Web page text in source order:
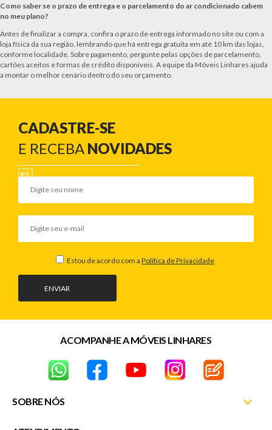
Como saber se o prazo de entrega e o parcelamento do ar condicionado cabem
no meu plano?
Antes de finalizar a compra, confira o prazo de entrega informado no site ou com a
loja física da sua região, lembrando que há entrega gratuita em até 10 km das lojas,
conforme localidade. Sobre pagamento, pergunte pelas opções de parcelamento,
cartões aceitos e formas de crédito disponíveis. A equipe da Móveis Linhares ajuda
a montar o melhor cenário dentro do seu orçamento.
CADASTRE-SE
E RECEBA NOVIDADES
ENVIAR
Estou de acordo com a Política de Privacidade
SOBRE NÓS
ACOMPANHE A MÓVEIS LINHARES